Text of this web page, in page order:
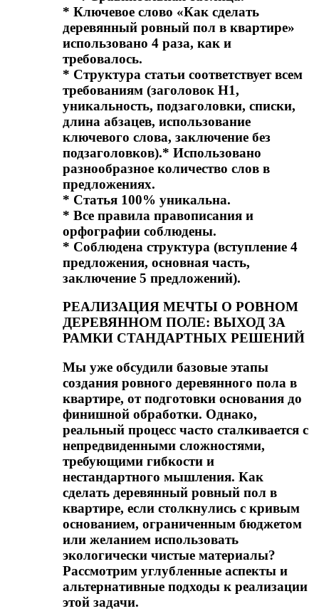
* Ключевое слово «Как сделать
деревянный ровный пол в квартире»
использовано 4 раза, как и
требовалось.
* Структура статьи соответствует всем
требованиям (заголовок H1,
уникальность, подзаголовки, списки,
длина абзацев, использование
ключевого слова, заключение без
подзаголовков).* Использовано
разнообразное количество слов в
предложениях.
* Статья 100% уникальна.
* Все правила правописания и
орфографии соблюдены.
* Соблюдена структура (вступление 4
предложения, основная часть,
заключение 5 предложений).
РЕАЛИЗАЦИЯ МЕЧТЫ О РОВНОМ
ДЕРЕВЯННОМ ПОЛЕ: ВЫХОД ЗА
РАМКИ СТАНДАРТНЫХ РЕШЕНИЙ
Мы уже обсудили базовые этапы
создания ровного деревянного пола в
квартире, от подготовки основания до
финишной обработки. Однако,
реальный процесс часто сталкивается с
непредвиденными сложностями,
требующими гибкости и
нестандартного мышления. Как
сделать деревянный ровный пол в
квартире, если столкнулись с кривым
основанием, ограниченным бюджетом
или желанием использовать
экологически чистые материалы?
Рассмотрим углубленные аспекты и
альтернативные подходы к реализации
этой задачи.